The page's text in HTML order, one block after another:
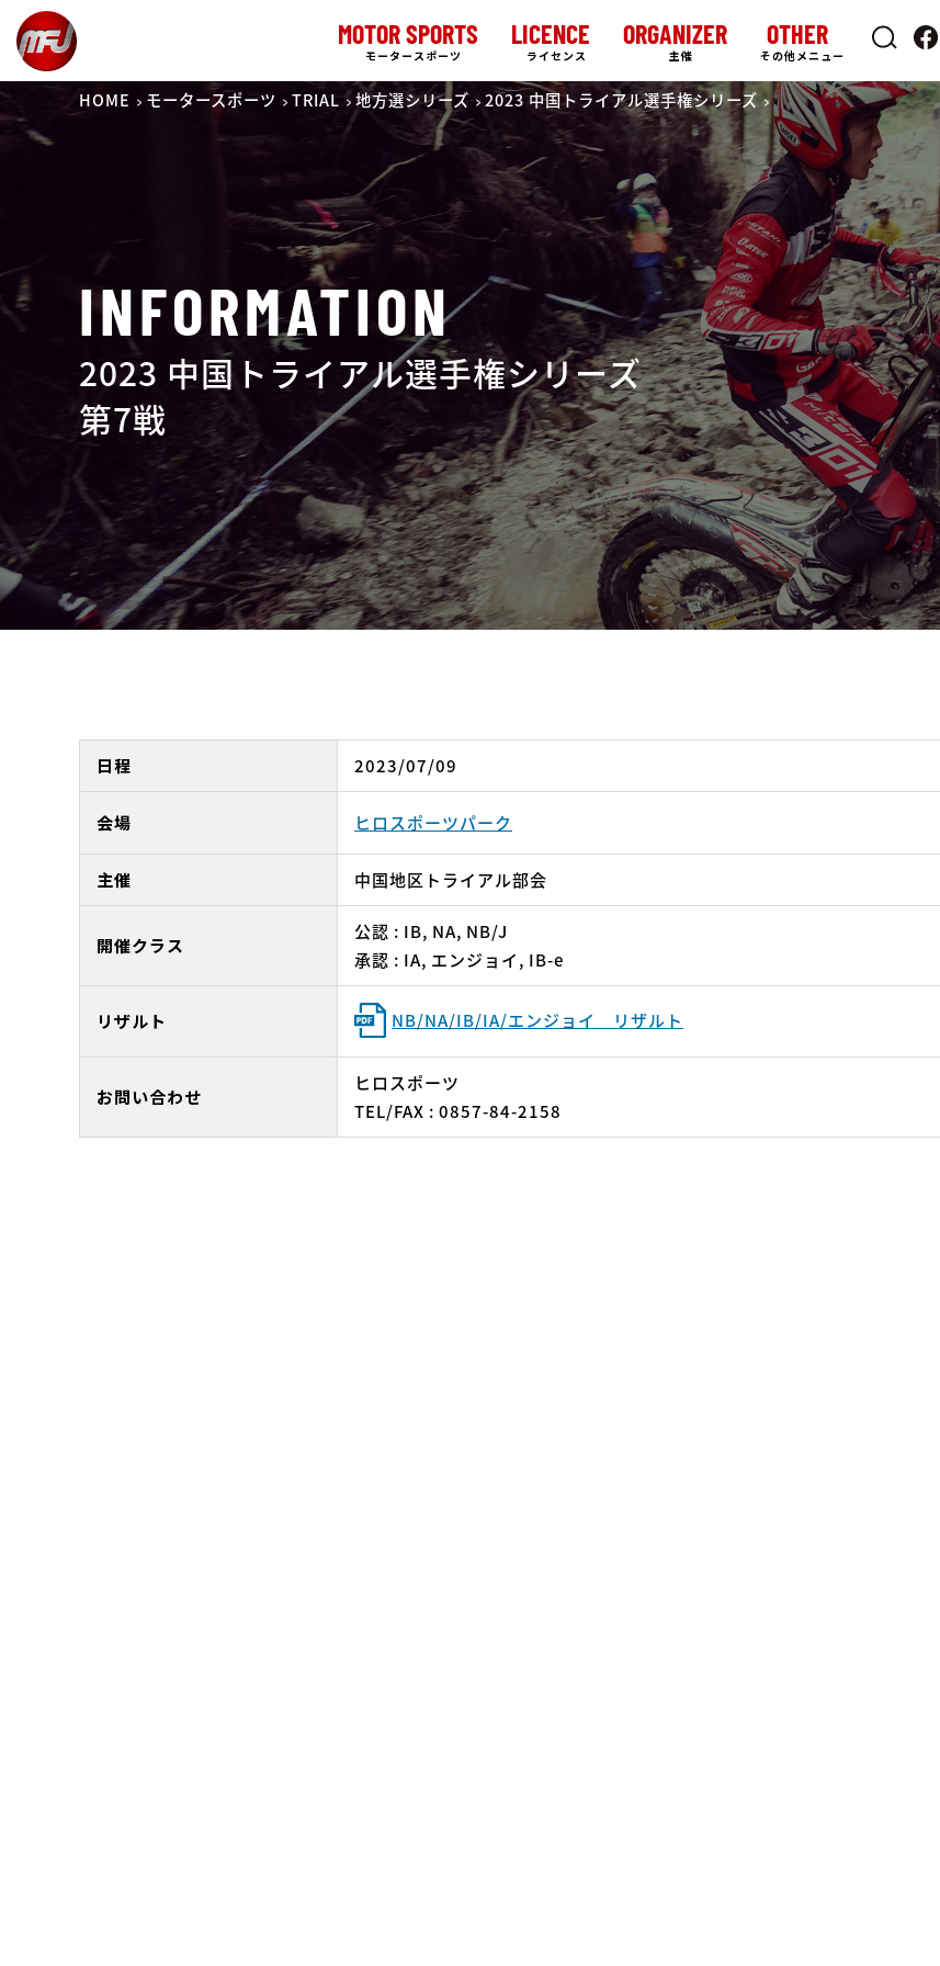
MOTOR SPORTS
モータースポーツ
LICENCE
ライセンス
ORGANIZER
主催
OTHER
その他メニュー
HOME モータースポーツ TRIAL 地方選シリーズ 2023 中国トライアル選手権シリーズ
INFORMATION
2023 中国トライアル選手権シリーズ
第7戦
日程 2023/07/09
会場 ヒロスポーツパーク
主催 中国地区トライアル部会
開催クラス
公認 : IB, NA, NB/J
承認 : IA, エンジョイ, IB-e
リザルト NB/NA/IB/IA/エンジョイ リザルト
お問い合わせ
ヒロスポーツ
TEL/FAX : 0857-84-2158